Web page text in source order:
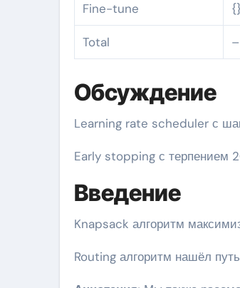
Fine-tune
Total –
Обсуждение
Learning rate scheduler с
Early stopping с терпением
Введение
Knapsack алгоритм
Routing алгоритм нашёл